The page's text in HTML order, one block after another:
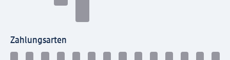
Zahlungsarten